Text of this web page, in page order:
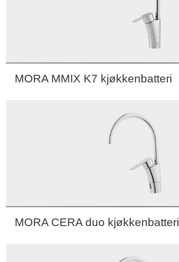
MORA MMIX K7 kjøkkenbatteri
MORA CERA duo kjøkkenbatteri